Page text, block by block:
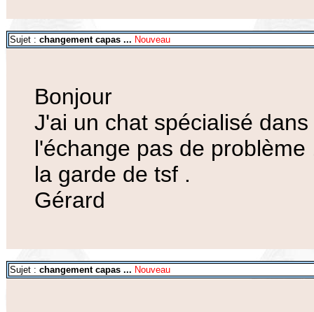
Sujet : changement capas ... Nouveau
Bonjour
J'ai un chat spécialisé
l'échange pas de
la garde de tsf .
Gérard
Sujet : changement capas ... Nouveau